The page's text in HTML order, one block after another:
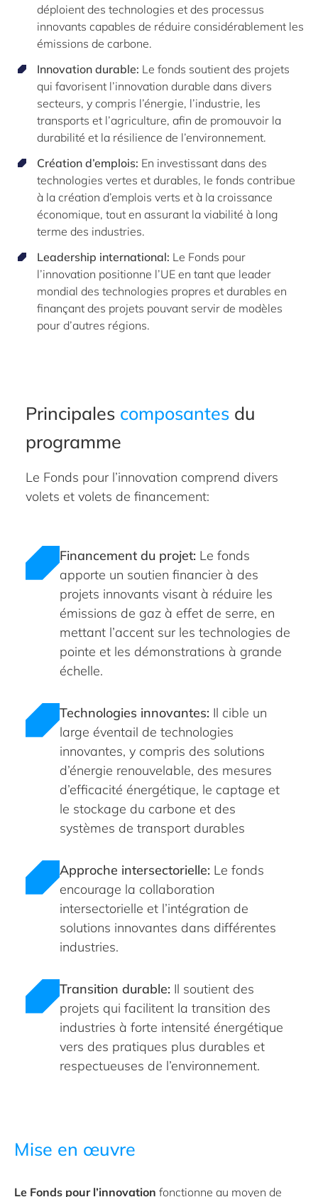
déploient des technologies et des processus
innovants capables de réduire considérablement les
émissions de carbone.
Innovation durable: Le fonds soutient des projets
qui favorisent l’innovation durable dans divers
secteurs, y compris l’énergie, l’industrie, les
transports et l’agriculture, afin de promouvoir la
durabilité et la résilience de l’environnement.
Création d’emplois: En investissant dans des
technologies vertes et durables, le fonds contribue
à la création d’emplois verts et à la croissance
économique, tout en assurant la viabilité à long
terme des industries.
Leadership international: Le Fonds pour
l’innovation positionne l’UE en tant que leader
mondial des technologies propres et durables en
finançant des projets pouvant servir de modèles
pour d’autres régions.
Principales composantes du
programme
Le Fonds pour l’innovation comprend divers
volets et volets de financement:
Financement du projet: Le fonds
apporte un soutien financier à des
projets innovants visant à réduire les
émissions de gaz à effet de serre, en
mettant l’accent sur les technologies de
pointe et les démonstrations à grande
échelle.
Technologies innovantes: Il cible un
large éventail de technologies
innovantes, y compris des solutions
d’énergie renouvelable, des mesures
d’efficacité énergétique, le captage et
le stockage du carbone et des
systèmes de transport durables
Approche intersectorielle: Le fonds
encourage la collaboration
intersectorielle et l’intégration de
solutions innovantes dans différentes
industries.
Transition durable: Il soutient des
projets qui facilitent la transition des
industries à forte intensité énergétique
vers des pratiques plus durables et
respectueuses de l’environnement.
Mise en œuvre
Le Fonds pour l’innovation fonctionne au moyen de